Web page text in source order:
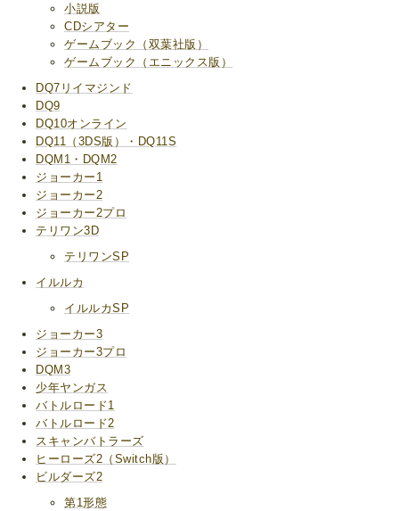
小説版
CDシアター
ゲームブック（双葉社版）
ゲームブック（エニックス版）
DQ7リイマジンド
DQ9
DQ10オンライン
DQ11（3DS版）・DQ11S
DQM1・DQM2
ジョーカー1
ジョーカー2
ジョーカー2プロ
テリワン3D
テリワンSP
イルルカ
イルルカSP
ジョーカー3
ジョーカー3プロ
DQM3
少年ヤンガス
バトルロード1
バトルロード2
スキャンバトラーズ
ヒーローズ2（Switch版）
ビルダーズ2
第1形態